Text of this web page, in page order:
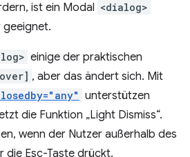
ist ein Modal <dialog>
geeignet.
einige der praktischen
, aber das ändert sich. Mit
unterstützen
die Funktion „Light Dismiss“.
wenn der Nutzer außerhalb des
die Esc-Taste drückt.